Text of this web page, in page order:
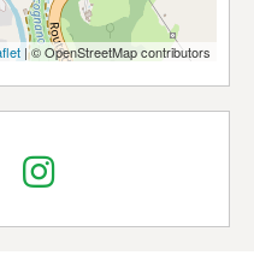
| © OpenStreetMap contributors